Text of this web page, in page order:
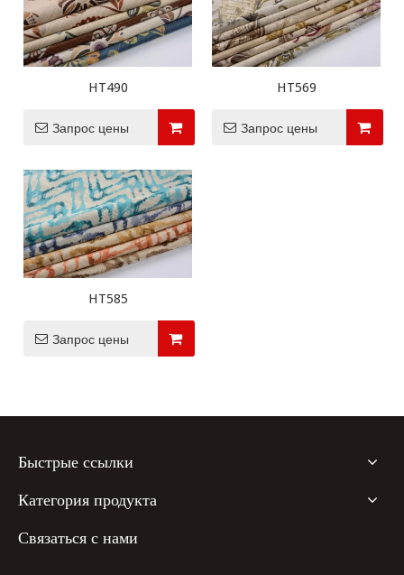
HT490
Запрос цены
HT569
Запрос цены
HT585
Запрос цены
Быстрые ссылки
Категория продукта
Связаться с нами